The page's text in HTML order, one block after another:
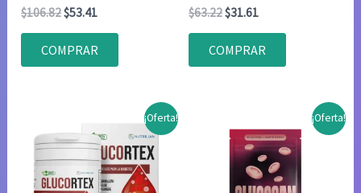
Valorado
con
4.80
de 5
$106.82El
original
era:
$53.41El
es:
COMPRAR
Valorado
con
4.83
$63.22El
original
era:
$31.61El
actual
es:
COMPRAR
¡Oferta! ¡Oferta!